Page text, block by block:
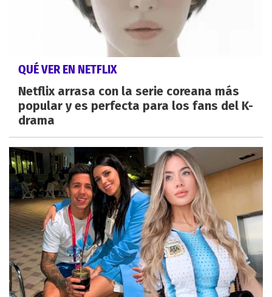
QUÉ VER EN NETFLIX
Netflix arrasa con la serie coreana más
popular y es perfecta para los fans del K-
drama